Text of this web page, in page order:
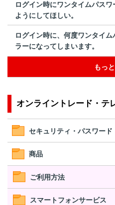
ログイン時にワンタイムパス
ようにしてほしい。
ログイン時に、何度ワンタイ
ラーになってしまいます。
もっ
オンライントレード・テ
セキュリティ・パスワード
商品
ご利用方法
スマートフォンサービス